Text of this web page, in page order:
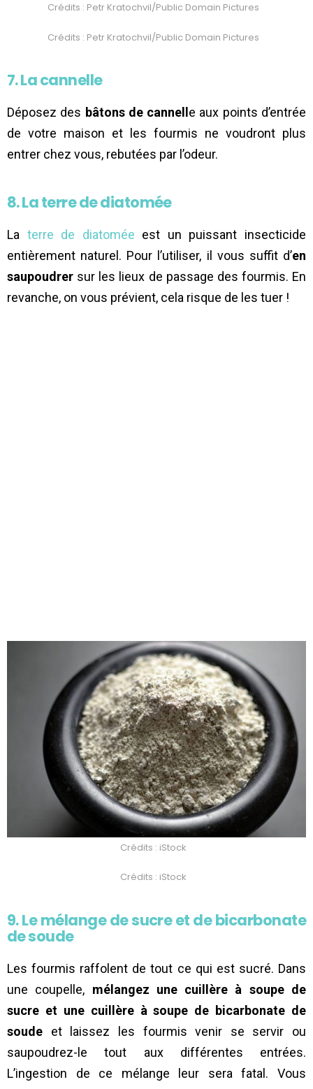
Crédits : Petr Kratochvil/Public Domain Pictures
Crédits : Petr Kratochvil/Public Domain Pictures
7. La cannelle
Déposez des bâtons de cannell e aux points d’entrée
de votre maison et les fourmis ne voudront plus
entrer chez vous, rebutées par l’odeur.
8. La terre de diatomée
La terre de diatomée est un puissant insecticide
entièrement naturel. Pour l’utiliser, il vous suffit d’en
saupoudrer sur les lieux de passage des fourmis. En
revanche, on vous prévient, cela risque de les tuer !
Crédits : iStock
Crédits : iStock
9. Le mélange de sucre et de bicarbonate
de soude
Les fourmis raffolent de tout ce qui est sucré. Dans
une coupelle, mélangez une cuillère à soupe de
sucre et une cuillère à soupe de bicarbonate de
soude et laissez les fourmis venir se servir ou
saupoudrez-le tout aux différentes entrées.
L’ingestion de ce mélange leur sera fatal. Vous